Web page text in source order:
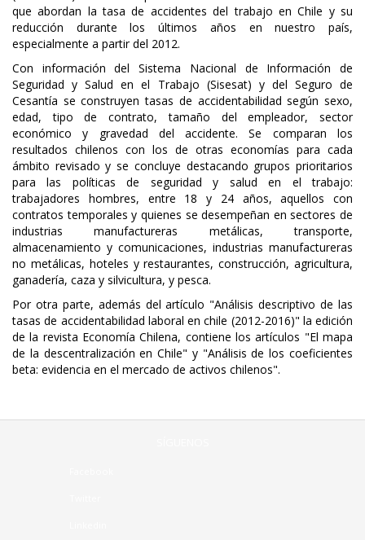
que abordan la tasa de accidentes del trabajo en Chile y su
reducción durante los últimos años en nuestro país,
especialmente a partir del 2012.
Con información del Sistema Nacional de Información de
Seguridad y Salud en el Trabajo (Sisesat) y del Seguro de
Cesantía se construyen tasas de accidentabilidad según sexo,
edad, tipo de contrato, tamaño del empleador, sector
económico y gravedad del accidente. Se comparan los
resultados chilenos con los de otras economías para cada
ámbito revisado y se concluye destacando grupos prioritarios
para las políticas de seguridad y salud en el trabajo:
trabajadores hombres, entre 18 y 24 años, aquellos con
contratos temporales y quienes se desempeñan en sectores de
industrias manufactureras metálicas, transporte,
almacenamiento y comunicaciones, industrias manufactureras
no metálicas, hoteles y restaurantes, construcción, agricultura,
ganadería, caza y silvicultura, y pesca.
Por otra parte, además del artículo "Análisis descriptivo de las
tasas de accidentabilidad laboral en chile (2012-2016)" la edición
de la revista Economía Chilena, contiene los artículos "El mapa
de la descentralización en Chile" y "Análisis de los coeficientes
beta: evidencia en el mercado de activos chilenos".